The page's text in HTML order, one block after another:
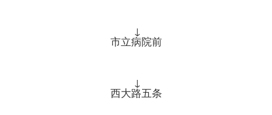
↓
市立病院前
↓
西大路五条